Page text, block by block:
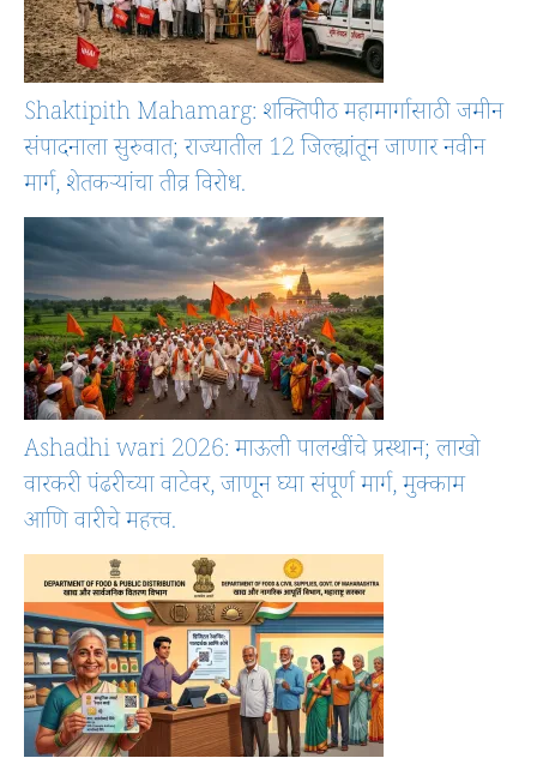
Shaktipith Mahamarg: शक्तिपीठ महामार्गासाठी जमीन
संपादनाला सुरुवात; राज्यातील 12 जिल्ह्यांतून जाणार नवीन
मार्ग, शेतकऱ्यांचा तीव्र विरोध.
Ashadhi wari 2026: माऊली पालखींचे प्रस्थान; लाखो
वारकरी पंढरीच्या वाटेवर, जाणून घ्या संपूर्ण मार्ग, मुक्काम
आणि वारीचे महत्त्व.